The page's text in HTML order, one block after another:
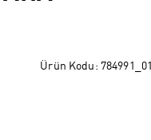
Ürün Kodu: 784991_01